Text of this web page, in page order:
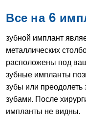
Все на 6
зубной имплант
металлических
расположены под
зубные импланты
зубы или
зубами. После
импланты не видны.